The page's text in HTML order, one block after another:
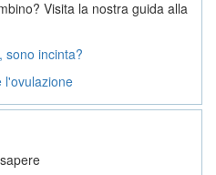
Visita la nostra guida alla
sono incinta?
l'ovulazione